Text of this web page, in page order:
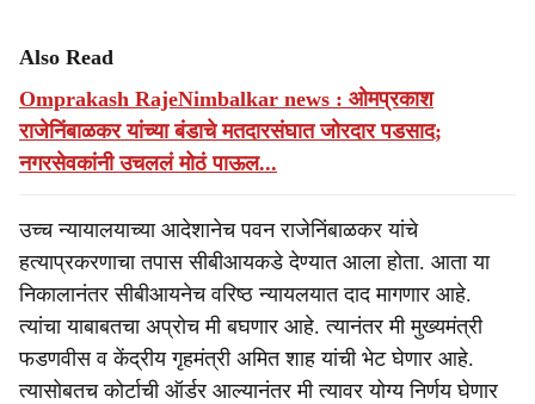
Also Read
Omprakash RajeNimbalkar news : ओमप्रकाश
राजेनिंबाळकर यांच्या बंडाचे मतदारसंघात जोरदार पडसाद;
नगरसेवकांनी उचललं मोठं पाऊल...
उच्च न्यायालयाच्या आदेशानेच पवन राजेनिंबाळकर यांचे
हत्याप्रकरणाचा तपास सीबीआयकडे देण्यात आला होता. आता या
निकालानंतर सीबीआयनेच वरिष्ठ न्यायलयात दाद मागणार आहे.
त्यांचा याबाबतचा अप्रोच मी बघणार आहे. त्यानंतर मी मुख्यमंत्री
फडणवीस व केंद्रीय गृहमंत्री अमित शाह यांची भेट घेणार आहे.
त्यासोबतच कोर्टाची ऑर्डर आल्यानंतर मी त्यावर योग्य निर्णय घेणार